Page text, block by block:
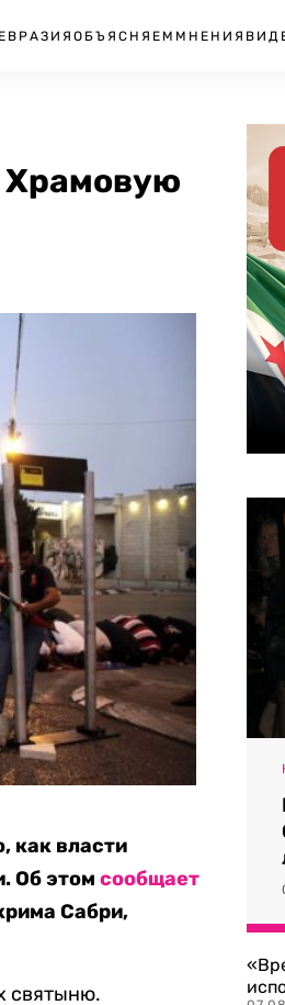
ЕВРАЗИЯ ОБЪЯСНЯЕМ МНЕНИЯ
Храмовую
как власти
Об этомсообщает
Сабри,
святыню.